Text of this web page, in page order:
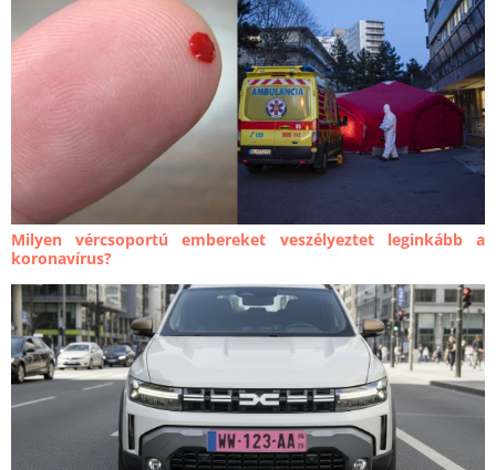
Milyen vércsoportú embereket veszélyeztet leginkább a
koronavírus?